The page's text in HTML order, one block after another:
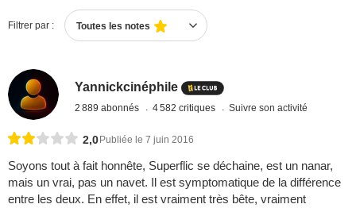
Filtrer par : Toutes les notes
Yannickcinéphile
2 889 abonnés 4 582 critiques Suivre son activité
2,0 Publiée le 7 juin 2016
Soyons tout à fait honnête, Superflic se déchaine, est un nanar,
mais un vrai, pas un navet. Il est symptomatique de la différence
entre les deux. En effet, il est vraiment très bête, vraiment